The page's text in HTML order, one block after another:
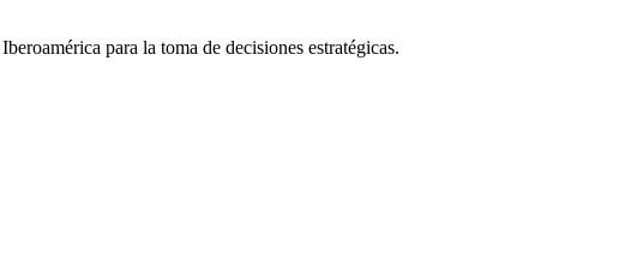
para la toma de decisiones estratégicas.